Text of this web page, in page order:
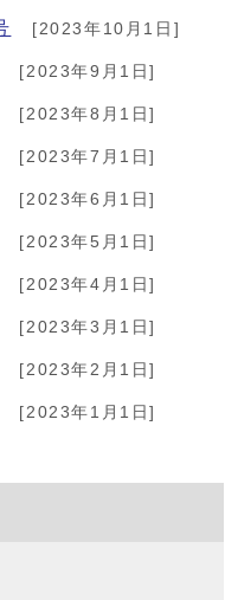
[2023年10月1日]
[2023年9月1日]
[2023年8月1日]
[2023年7月1日]
[2023年6月1日]
[2023年5月1日]
[2023年4月1日]
[2023年3月1日]
[2023年2月1日]
[2023年1月1日]